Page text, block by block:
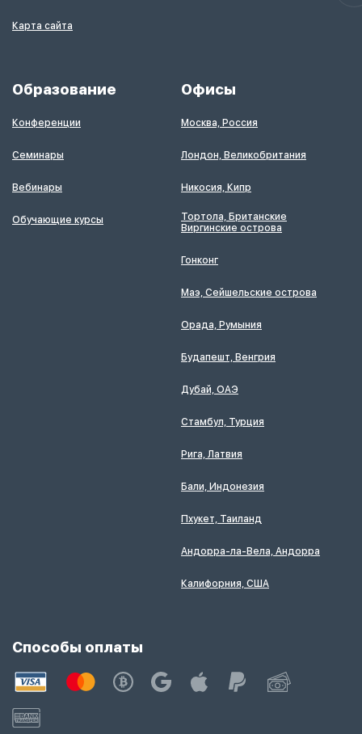
Карта сайта
Образование
Конференции
Семинары
Вебинары
Обучающие курсы
Офисы
Москва, Россия
Лондон, Великобритания
Никосия, Кипр
Тортола, Британские
Виргинские острова
Гонконг
Маэ, Сейшельские острова
Орада, Румыния
Будапешт, Венгрия
Дубай, ОАЭ
Стамбул, Турция
Рига, Латвия
Бали, Индонезия
Пхукет, Таиланд
Андорра-ла-Вела, Андорра
Калифорния, США
Способы оплаты